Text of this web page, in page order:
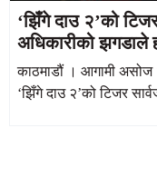
‘झिँगे दाउ २’को
अधिकारीको झगडाले
काठमाडौं । आगामी
‘झिँगे दाउ २’को टिजर